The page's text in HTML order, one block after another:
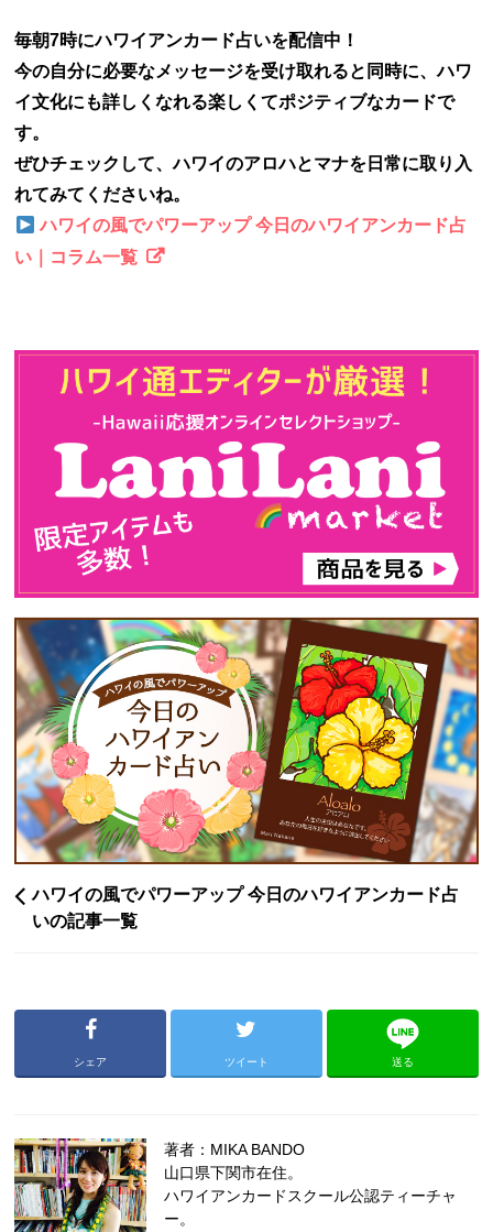
毎朝7時にハワイアンカード占いを配信中！
今の自分に必要なメッセージを受け取れると同時に、ハワ
イ文化にも詳しくなれる楽しくてポジティブなカードで
す。
ぜひチェックして、ハワイのアロハとマナを日常に取り入
れてみてくださいね。
ハワイの風でパワーアップ 今日のハワイアンカード占
い｜コラム一覧
ハワイの風でパワーアップ 今日のハワイアンカード占
いの記事一覧
シェア ツイート 送る
著者：MIKA BANDO
山口県下関市在住。
ハワイアンカードスクール公認ティーチャ
ー。